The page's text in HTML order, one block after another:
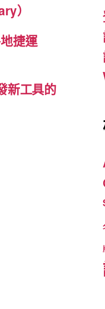
）
捷運
新工具的